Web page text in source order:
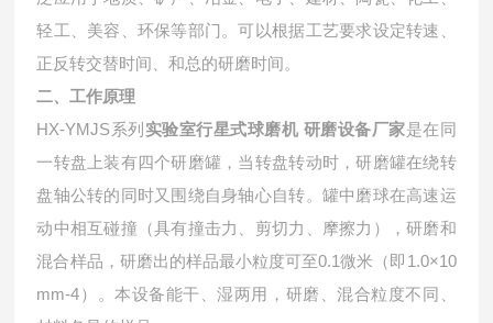
轻工、美容、环保等部门。可以根据工艺要求设定转速、
正反转交替时间、和总的研磨时间。
二、工作原理
HX-YMJS系列 实验室行星式球磨机 研磨设备厂家是在同
一转盘上装有四个研磨罐，当转盘转动时，研磨罐在绕转
盘轴公转的同时又围绕自身轴心自转。罐中磨球在高速运
动中相互碰撞（具有撞击力、剪切力、摩擦力），研磨和
混合样品，研磨出的样品最小粒度可至0.1微米（即1.0×10
mm-4）。本设备能干、湿两用，研磨、混合粒度不同、